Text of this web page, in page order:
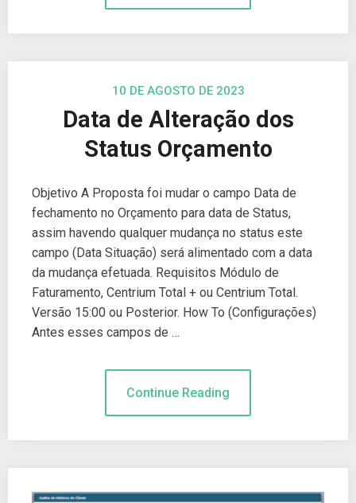
10 DE AGOSTO DE 2023
Data de Alteração dos
Status Orçamento
Objetivo A Proposta foi mudar o campo Data de
fechamento no Orçamento para data de Status,
assim havendo qualquer mudança no status este
campo (Data Situação) será alimentado com a data
da mudança efetuada. Requisitos Módulo de
Faturamento, Centrium Total + ou Centrium Total.
Versão 15:00 ou Posterior. How To (Configurações)
Antes esses campos de …
Continue Reading